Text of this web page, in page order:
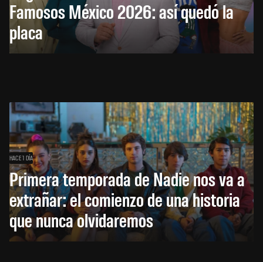
Famosos México 2026: así quedó la
placa
HACE 1 DÍA
Primera temporada de Nadie nos va a
extrañar: el comienzo de una historia
que nunca olvidaremos